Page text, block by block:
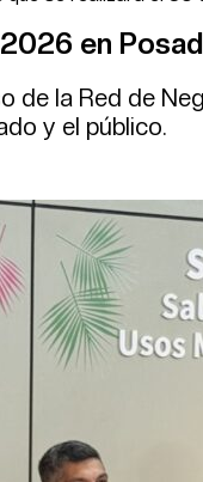
en
de la Red de
y el público.